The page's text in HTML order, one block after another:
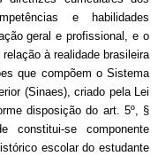
e habilidades
geral e profissional, e o
à realidade brasileira
que compõem o Sistema
(Sinaes), criado pela Lei
disposição do art. 5º, §
constitui-se componente
escolar do estudante